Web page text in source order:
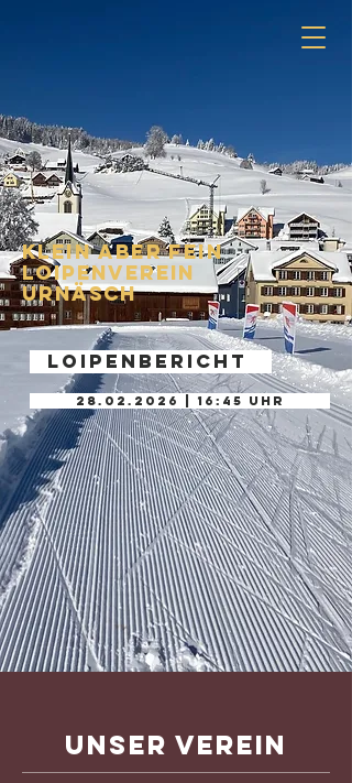
Klein aber fein
Loipenverein
Urnäsch
Loipenbericht
28.02.2026 | 16:45 Uhr
Unser Verein